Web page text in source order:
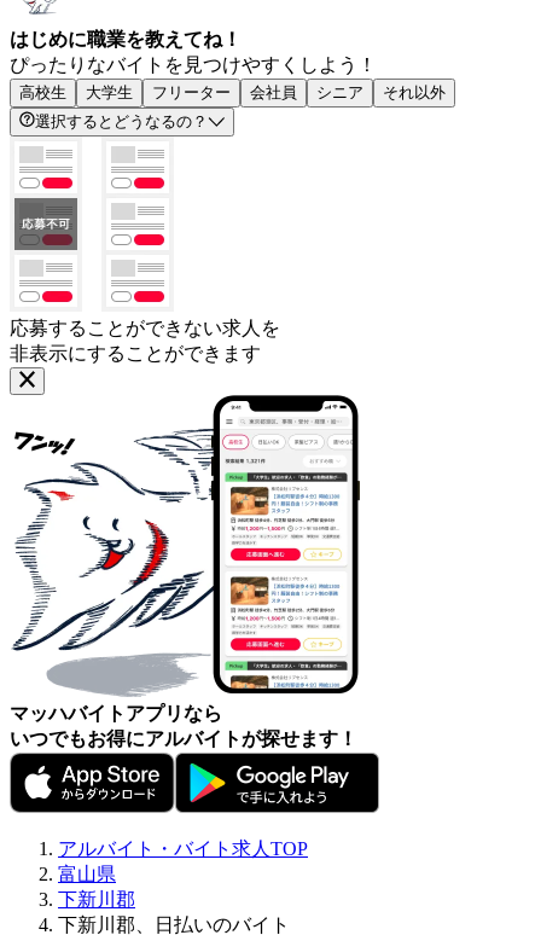
はじめに職業を教えてね！
ぴったりなバイトを見つけやすくしよう！
高校生 大学生 フリーター 会社員 シニア
それ以外
選択するとどうなるの？
応募することができない求人を
非表示にすることができます
マッハバイトアプリなら
いつでもお得にアルバイトが探せます！
アルバイト・バイト求人TOP
富山県
下新川郡
下新川郡、日払いのバイト